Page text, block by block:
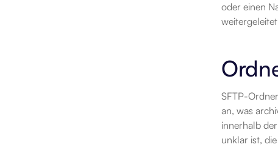
oder einen
SFTP-
an, was
innerhalb
unklar ist,